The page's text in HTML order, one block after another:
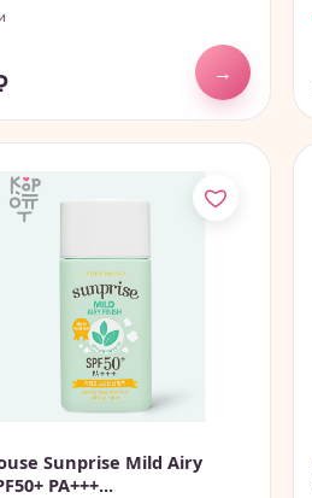
→
Sunprise Mild Airy
PA+++...